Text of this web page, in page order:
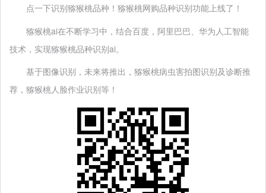
点一下识别猕猴桃品种！猕猴桃网购品种识别功能上线了！
猕猴桃ai在不断学习中，结合百度，阿里巴巴、华为人工智能
技术，实现猕猴桃品种识别ai。
基于图像识别，未来将推出，猕猴桃病虫害拍图识别及诊断推
荐，猕猴桃人脸作业识别等！